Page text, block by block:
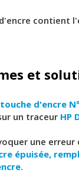
contient
et
d'encre
un traceur HP
une erreur
épuisée,